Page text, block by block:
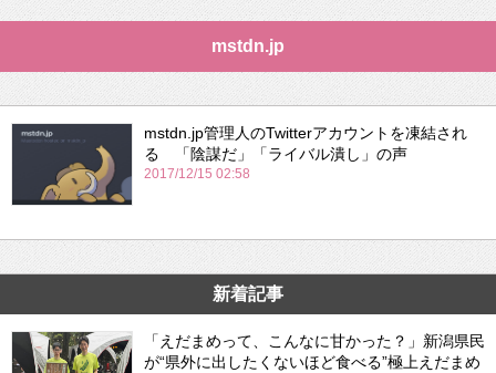
mstdn.jp
mstdn.jp管理人のTwitterアカウントを凍結され
る 「陰謀だ」「ライバル潰し」の声
2017/12/15 02:58
新着記事
「えだまめって、こんなに甘かった？」新潟県民
が“県外に出したくないほど食べる”極上えだまめ